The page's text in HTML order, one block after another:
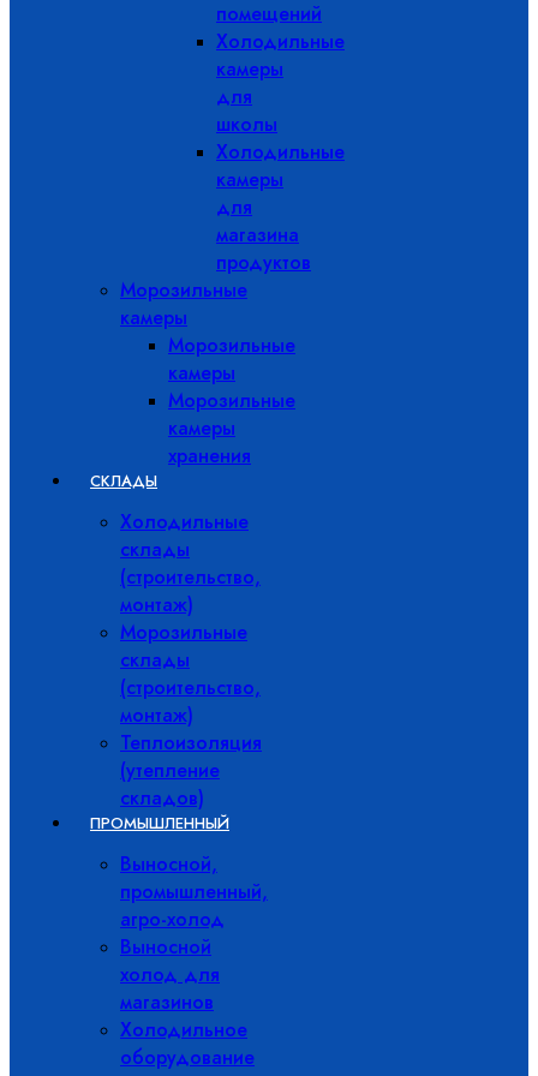
помещений
Холодильные
камеры
для
школы
Холодильные
камеры
для
магазина
продуктов
Морозильные
камеры
Морозильные
камеры
Морозильные
камеры
хранения
СКЛАДЫ
Холодильные
склады
(строительство,
монтаж)
Морозильные
склады
(строительство,
монтаж)
Теплоизоляция
(утепление
складов)
ПРОМЫШЛЕННЫЙ
Выносной,
промышленный,
агро-холод
Выносной
холод для
магазинов
Холодильное
оборудование